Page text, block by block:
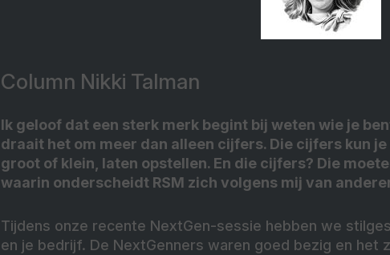
Column Nikki Talman
Ik geloof dat een sterk merk begint bij weten wie je
draait het om meer dan alleen cijfers. Die cijfers kun
groot of klein, laten opstellen. En die cijfers? Die
waarin onderscheidt RSM zich volgens mij van
Tijdens onze recente NextGen-sessie hebben we
en je bedrijf. De NextGenners waren goed bezig en het